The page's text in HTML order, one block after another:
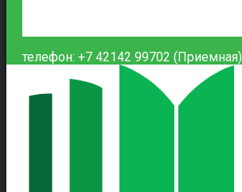
телефон: +7 42142 99702 (Приемная)